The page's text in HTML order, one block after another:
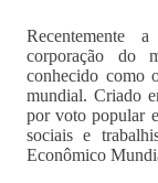
Recentemente
corporação do
conhecido como
mundial. Criado
por voto popular
sociais e
Econômico